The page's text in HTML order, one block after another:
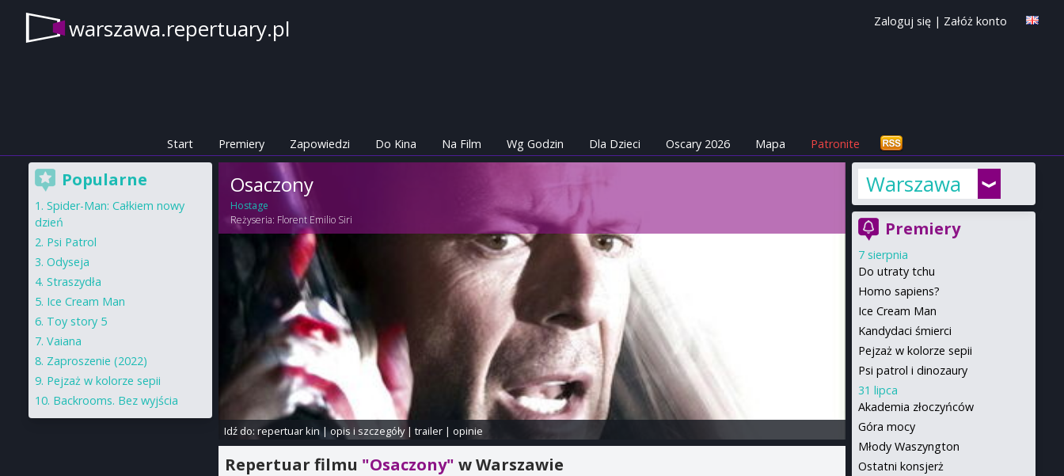
warszawa.repertuary.pl Zaloguj się | Załóż konto
Start Premiery Zapowiedzi Do Kina Na Film Wg Godzin Dla Dzieci Oscary 2026 Mapa Patronite
Osaczony
Hostage
Reżyseria: Florent Emilio Siri
Idź do: repertuar kin|opis i szczegóły| trailer| opinie
Repertuar filmu "Osaczony"w Warszawie
Warszawa
Premiery
7 sierpnia
Do utraty tchu
Homo sapiens?
Ice Cream Man
Kandydaci śmierci
Pejzaż w kolorze sepii
Psi patrol i dinozaury
31 lipca
Akademia złoczyńców
Góra mocy
Młody Waszyngton
Ostatni konsjerż
Popularne
Spider-Man: Całkiem nowy
dzień
Psi Patrol
Odyseja
Straszydła
Ice Cream Man
Toy story 5
Vaiana
Zaproszenie (2022)
Pejzaż w kolorze sepii
Backrooms. Bez wyjścia